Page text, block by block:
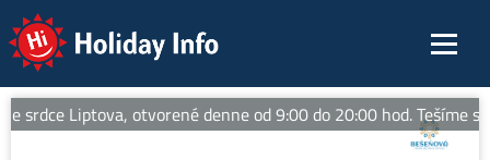
Holiday Info
srdce Liptova, otvorené denne od 9:00 do 20:00 hod. Tešíme